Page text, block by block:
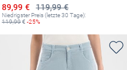
119,99 €
Ermäßigter Preis
89,99 €
Niedrigster Preis (letzte 30 Tage):
119,99€ -25%